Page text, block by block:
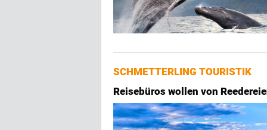
SCHMETTERLING TOURISTIK
Reisebüros wollen von